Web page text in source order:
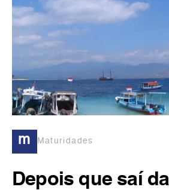
m Maturidades
Depois que saí